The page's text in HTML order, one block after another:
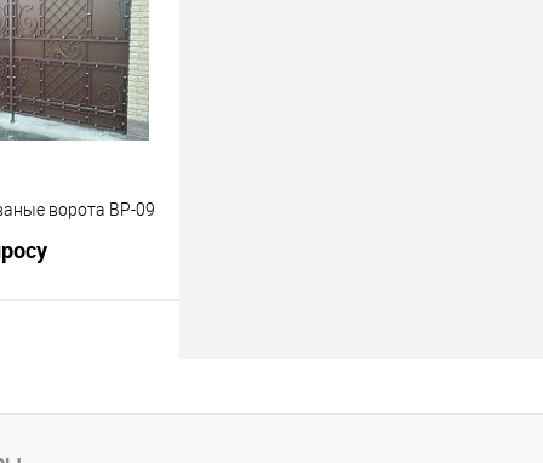
Под заказ
ворота ВР-09